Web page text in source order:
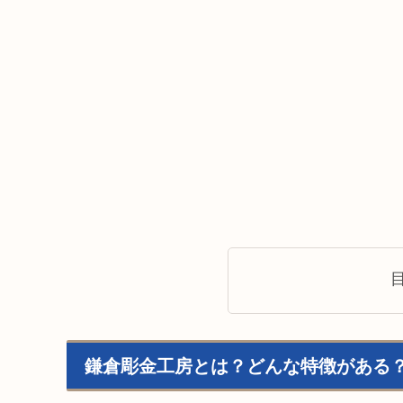
鎌倉彫金工房とは？どんな特徴がある